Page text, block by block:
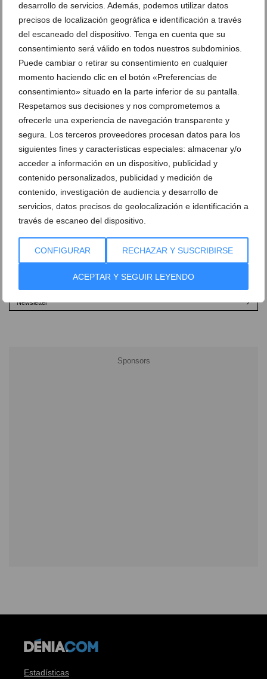
desarrollo de servicios. Además, podemos utilizar datos
precisos de localización geográfica e identificación a través
del escaneado del dispositivo. Tenga en cuenta que su
consentimiento será válido en todos nuestros subdominios.
Puede cambiar o retirar su consentimiento en cualquier
momento haciendo clic en el botón «Preferencias de
consentimiento» situado en la parte inferior de su pantalla.
Respetamos sus decisiones y nos comprometemos a
ofrecerle una experiencia de navegación transparente y
segura. Los terceros proveedores procesan datos para los
siguientes fines y características especiales: almacenar y/o
acceder a información en un dispositivo, publicidad y
contenido personalizados, publicidad y medición de
contenido, investigación de audiencia y desarrollo de
servicios, datos precisos de geolocalización e identificación a
través de escaneo del dispositivo.
CONFIGURAR RECHAZAR Y SUSCRIBIRSE
ACEPTAR Y SEGUIR LEYENDO
AKI celebra su 30º Aniversario con descuentos y
talleres
11 de abril de 2018
08 de noviembre de 2017
Pinturas Bumar
Ver promociones
Newsletter
Estadísticas